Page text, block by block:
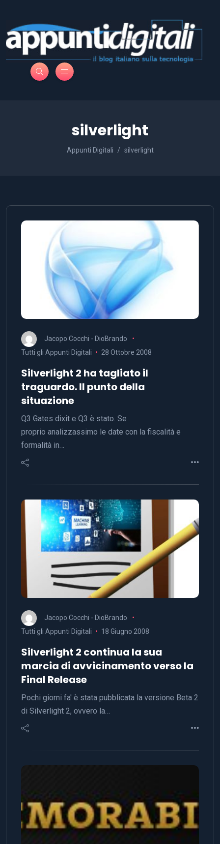
silverlight
Appunti Digitali silverlight
Jacopo Cocchi - DioBrando
Tutti gli Appunti Digitali
28 Ottobre 2008
Silverlight 2 ha tagliato il
traguardo. Il punto della
situazione
Q3 Gates dixit e Q3 è stato. Se
proprio analizzassimo le date con la fiscalità e
formalità in…
Jacopo Cocchi - DioBrando
Tutti gli Appunti Digitali
18 Giugno 2008
Silverlight 2 continua la sua
marcia di avvicinamento verso la
Final Release
Pochi giorni fa' è stata pubblicata la versione Beta 2
di Silverlight 2, ovvero la…